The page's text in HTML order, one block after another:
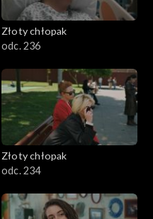
Złoty chłopak
odc. 236
Złoty chłopak
odc. 234